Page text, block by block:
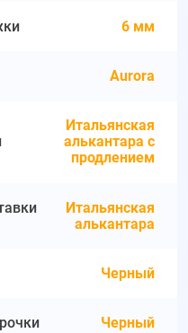
6 мм
Aurora
Итальянская
алькантара с
продлением
Итальянская
алькантара
Черный
Черный